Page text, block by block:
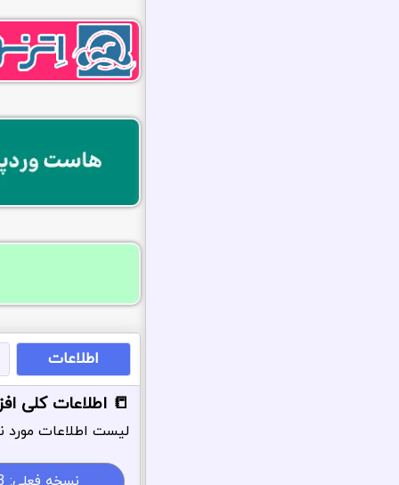
اطلاعات
📒 اطلاعات کلی
لیست اطلاعات مورد